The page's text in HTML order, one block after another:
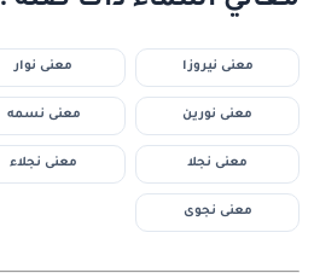
معنى نيروزا معنى نوار
معنى نورين معنى نسمه
معنى نجلا معنى نجلاء
معنى نجوى